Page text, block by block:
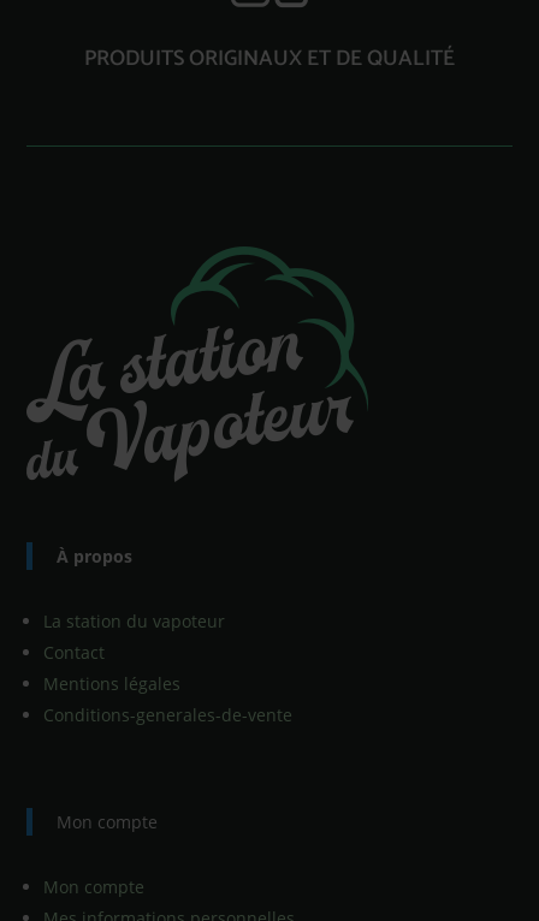
PRODUITS ORIGINAUX ET DE QUALITÉ
À propos
La station du vapoteur
Contact
Mentions légales
Conditions-generales-de-vente
Mon compte
Mon compte